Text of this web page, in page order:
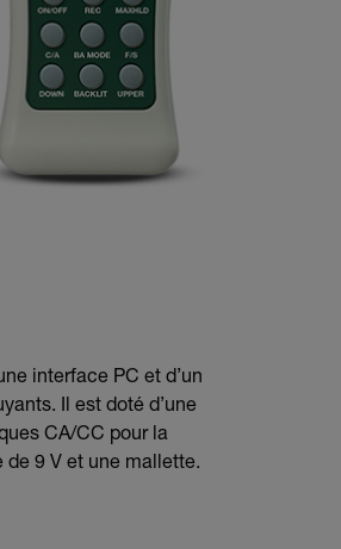
interface PC et d’un
Il est doté d’une
CA/CC pour la
9 V et une mallette.